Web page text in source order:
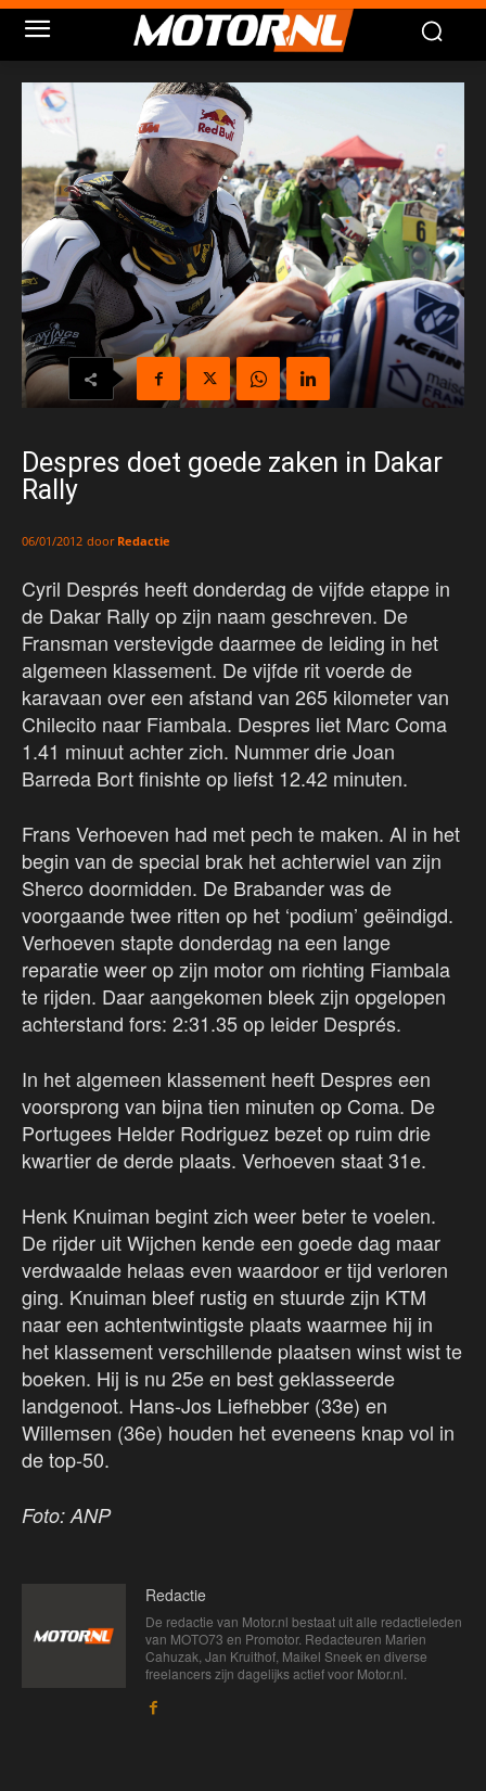
Despres doet goede zaken in Dakar
Rally
06/01/2012 door Redactie
Cyril Després heeft donderdag de vijfde etappe in
de Dakar Rally op zijn naam geschreven. De
Fransman verstevigde daarmee de leiding in het
algemeen klassement. De vijfde rit voerde de
karavaan over een afstand van 265 kilometer van
Chilecito naar Fiambala. Despres liet Marc Coma
1.41 minuut achter zich. Nummer drie Joan
Barreda Bort finishte op liefst 12.42 minuten.
Frans Verhoeven had met pech te maken. Al in het
begin van de special brak het achterwiel van zijn
Sherco doormidden. De Brabander was de
voorgaande twee ritten op het ‘podium’ geëindigd.
Verhoeven stapte donderdag na een lange
reparatie weer op zijn motor om richting Fiambala
te rijden. Daar aangekomen bleek zijn opgelopen
achterstand fors: 2:31.35 op leider Després.
In het algemeen klassement heeft Despres een
voorsprong van bijna tien minuten op Coma. De
Portugees Helder Rodriguez bezet op ruim drie
kwartier de derde plaats. Verhoeven staat 31e.
Henk Knuiman begint zich weer beter te voelen.
De rijder uit Wijchen kende een goede dag maar
verdwaalde helaas even waardoor er tijd verloren
ging. Knuiman bleef rustig en stuurde zijn KTM
naar een achtentwintigste plaats waarmee hij in
het klassement verschillende plaatsen winst wist te
boeken. Hij is nu 25e en best geklasseerde
landgenoot. Hans-Jos Liefhebber (33e) en
Willemsen (36e) houden het eveneens knap vol in
de top-50.
Foto: ANP
Redactie
De redactie van Motor.nl bestaat uit alle redactieleden
van MOTO73 en Promotor. Redacteuren Marien
Cahuzak, Jan Kruithof, Maikel Sneek en diverse
freelancers zijn dagelijks actief voor Motor.nl.